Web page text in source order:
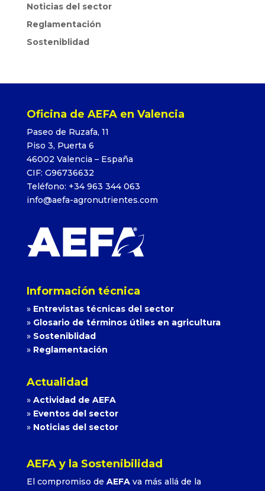
Noticias del sector
Reglamentación
Sosteniblidad
Oficina de AEFA en Valencia
Paseo de Ruzafa, 11
Piso 3, Puerta 6
46002 Valencia – España
CIF: G96736632
Teléfono: +34 963 344 063
info@aefa-agronutrientes.com
Información técnica
» Entrevistas técnicas del sector
» Glosario de términos útiles en agricultura
» Sosteniblidad
» Reglamentación
Actualidad
» Actividad de AEFA
» Eventos del sector
» Noticias del sector
AEFA y la Sostenibilidad
El compromiso de AEFAva más allá de la